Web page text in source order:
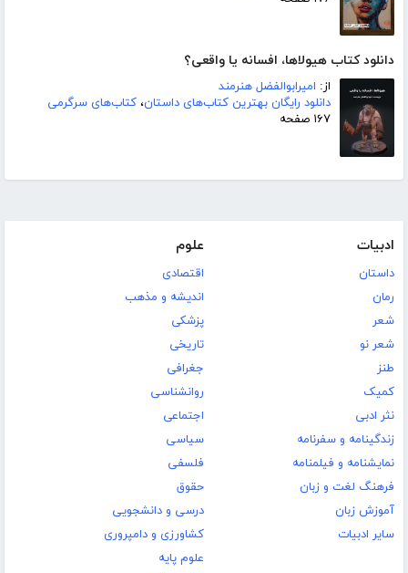
دانلود کتاب هیولاها، افسانه یا واقعی؟
از: امیرابوالفضل هنرمند
دانلود رایگان بهترین کتاب‌های داستان، کتاب‌های سرگرمی
۱۶۷ صفحه
ادبیات
داستان
رمان
شعر
شعر نو
طنز
کمیک
نثر ادبی
زندگینامه و سفرنامه
نمایشنامه و فیلمنامه
فرهنگ لغت و زبان
آموزش زبان
سایر ادبیات
علوم
اقتصادی
اندیشه و مذهب
پزشکی
تاریخی
جغرافی
روانشناسی
اجتماعی
سیاسی
فلسفی
حقوق
درسی و دانشجویی
کشاورزی و دامپروری
علوم پایه